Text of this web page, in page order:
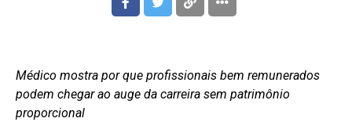
Médico mostra por que profissionais bem remunerados
podem chegar ao auge da carreira sem patrimônio
proporcional